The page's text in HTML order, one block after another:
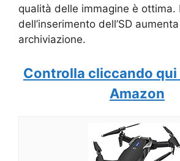
qualità delle immagine è ottima.
dell’inserimento dell’SD
archiviazione.
Controlla cliccando qui
Amazon